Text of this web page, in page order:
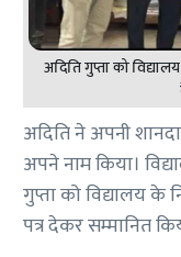
अदिति गुप्ता को
अदिति ने अपनी
अपने नाम किया।
गुप्ता को विद्यालय
पत्र देकर सम्मानित